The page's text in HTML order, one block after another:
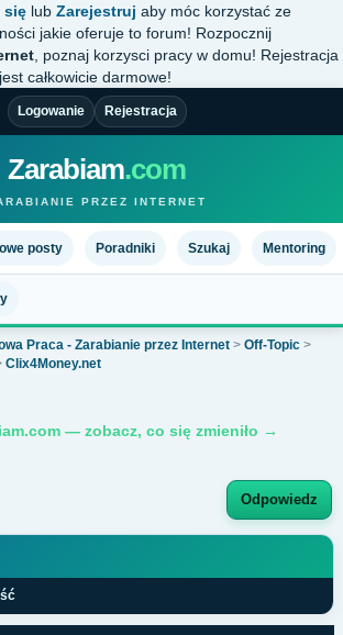
się lub Zarejestruj aby móc korzystać ze
jakie oferuje to forum! Rozpocznij
, poznaj korzysci pracy w domu! Rejestracja
całkowicie darmowe!
Logowanie Rejestracja
Zarabiam.com
PRZEZ INTERNET
posty Poradniki Szukaj Mentoring
Praca - Zarabianie przez Internet > Off-Topic >
Clix4Money.net
— zobacz, co się zmieniło →
Odpowiedz